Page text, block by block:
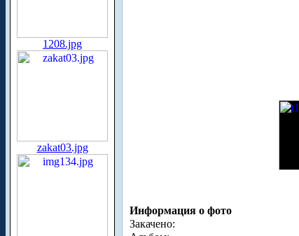
1208.jpg
zakat03.jpg
Информация о фото
Закачено: